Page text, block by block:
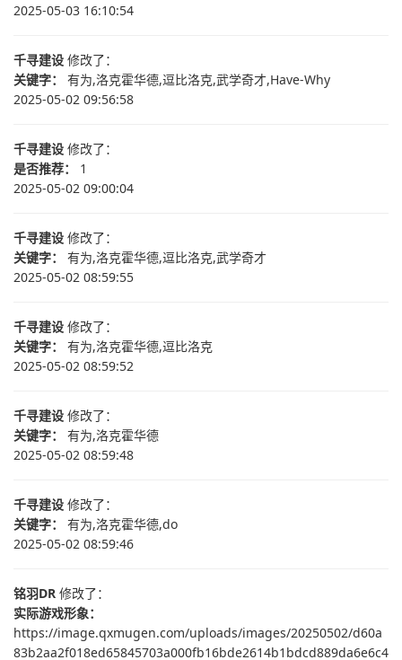
2025-05-03 16:10:54
千寻建设 修改了：
关键字： 有为,洛克霍华德,逗比洛克,武学奇才,Have-Why
2025-05-02 09:56:58
千寻建设 修改了：
是否推荐： 1
2025-05-02 09:00:04
千寻建设 修改了：
关键字： 有为,洛克霍华德,逗比洛克,武学奇才
2025-05-02 08:59:55
千寻建设 修改了：
关键字： 有为,洛克霍华德,逗比洛克
2025-05-02 08:59:52
千寻建设 修改了：
关键字： 有为,洛克霍华德
2025-05-02 08:59:48
千寻建设 修改了：
关键字： 有为,洛克霍华德,do
2025-05-02 08:59:46
铭羽DR 修改了：
实际游戏形象：
https://image.qxmugen.com/uploads/images/20250502/d60a
83b2aa2f018ed65845703a000fb16bde2614b1bdcd889da6e6c4